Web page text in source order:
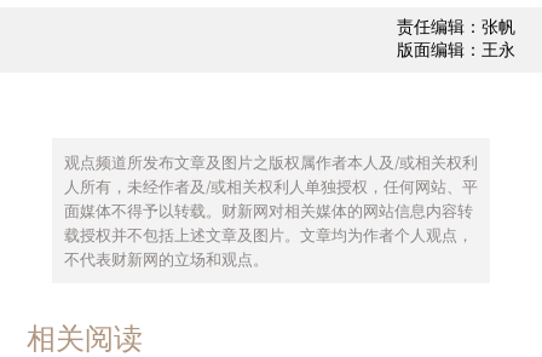
责任编辑：张帆
版面编辑：王永
观点频道所发布文章及图片之版权属作者本人及/或相关权利
人所有，未经作者及/或相关权利人单独授权，任何网站、平
面媒体不得予以转载。财新网对相关媒体的网站信息内容转
载授权并不包括上述文章及图片。文章均为作者个人观点，
不代表财新网的立场和观点。
相关阅读